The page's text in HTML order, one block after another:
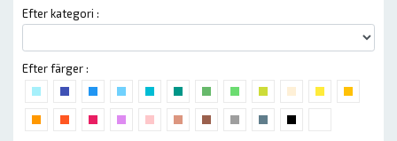
Efter kategori :
Efter färger :